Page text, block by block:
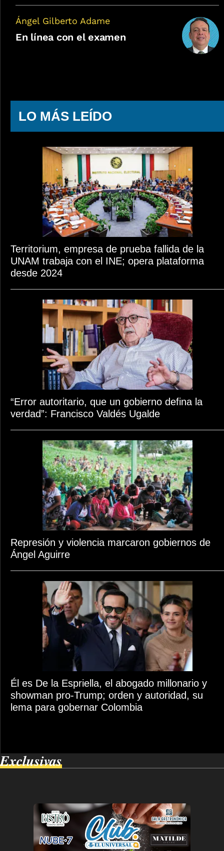
Ángel Gilberto Adame
En línea con el examen
LO MÁS LEÍDO
Territorium, empresa de prueba fallida de la
UNAM trabaja con el INE; opera plataforma
desde 2024
“Error autoritario, que un gobierno defina la
verdad”: Francisco Valdés Ugalde
Represión y violencia marcaron gobiernos de
Ángel Aguirre
Él es De la Espriella, el abogado millonario y
showman pro-Trump; orden y autoridad, su
lema para gobernar Colombia
Exclusivas